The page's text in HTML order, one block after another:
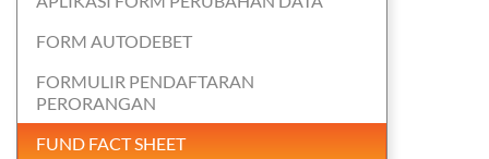
FORM AUTODEBET
FORMULIR PENDAFTARAN
PERORANGAN
FUND FACT SHEET